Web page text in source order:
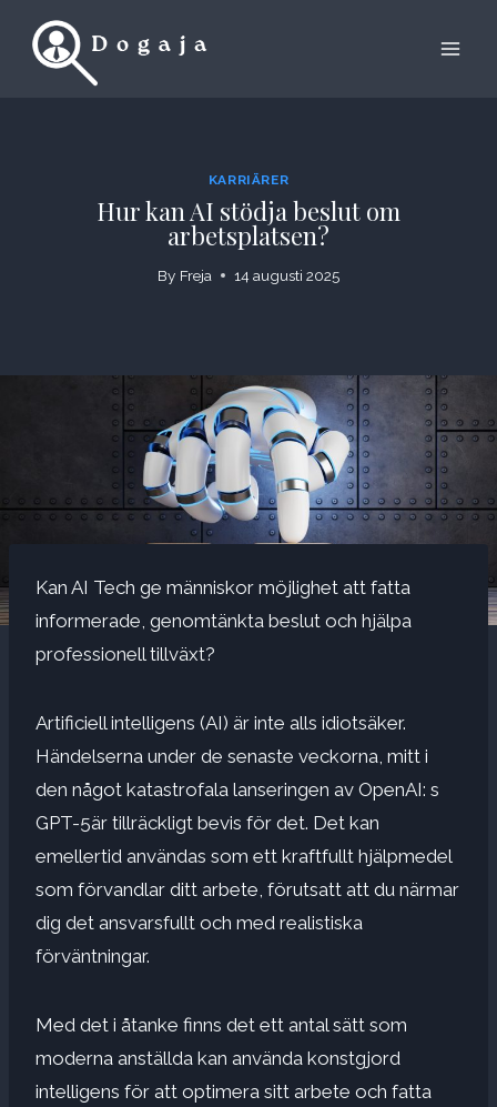
KARRIÄRER
Hur kan AI stödja beslut om
arbetsplatsen?
By Freja 14 augusti 2025
Kan AI Tech ge människor möjlighet att fatta
informerade, genomtänkta beslut och hjälpa
professionell tillväxt?
Artificiell intelligens (AI) är inte alls idiotsäker.
Händelserna under de senaste veckorna, mitt i
den något katastrofala lanseringen av OpenAI: s
GPT-5är tillräckligt bevis för det. Det kan
emellertid användas som ett kraftfullt hjälpmedel
som förvandlar ditt arbete, förutsatt att du närmar
dig det ansvarsfullt och med realistiska
förväntningar.
Med det i åtanke finns det ett antal sätt som
moderna anställda kan använda konstgjord
intelligens för att optimera sitt arbete och fatta